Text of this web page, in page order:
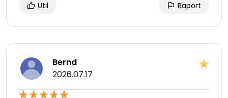
Util Raport
Bernd
2026.07.17